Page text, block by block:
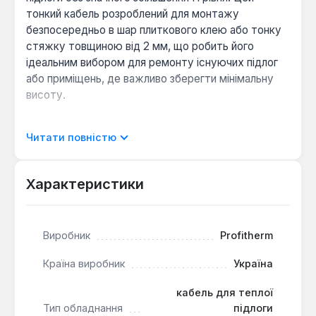
тонкий кабель розроблений для монтажу
безпосередньо в шар плиткового клею або тонку
стяжку товщиною від 2 мм, що робить його
ідеальним вибором для ремонту існуючих підлог
або приміщень, де важливо зберегти мінімальну
висоту.
Конструкція кабелю включає дві нагрівальні жили,
лише з одного боку. Наявність суцільного екрану з
забезпечує додаткову безпеку експлуатації.
ізоляція (фторполімер або Arnitel® C, як в інших
Читати повністю
Характеристики
Виробник Profitherm
Країна виробник Україна
Тип обладнання
кабель для теплої
підлоги